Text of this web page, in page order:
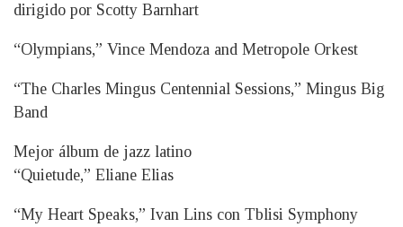
dirigido por Scotty Barnhart
“Olympians,” Vince Mendoza and Metropole Orkest
“The Charles Mingus Centennial Sessions,” Mingus Big
Band
Mejor álbum de jazz latino
“Quietude,” Eliane Elias
“My Heart Speaks,” Ivan Lins con Tblisi Symphony